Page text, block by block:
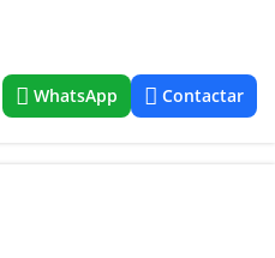
WhatsApp Contactar